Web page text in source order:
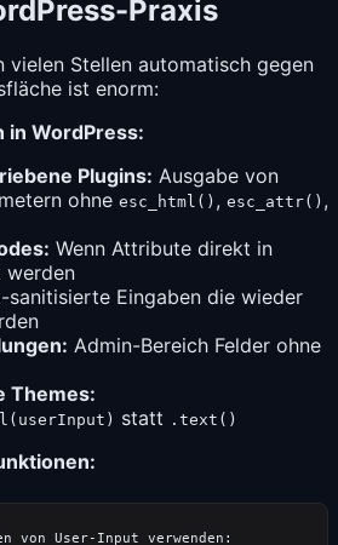
Praxis
vielen Stellen automatisch gegen
ist enorm:
in WordPress:
Plugins: Ausgabe von
ohne esc_html() , esc_attr() ,
Wenn Attribute direkt in
werden
sanitisierte Eingaben die wieder
Admin-Bereich Felder ohne
Themes:
statt .text()